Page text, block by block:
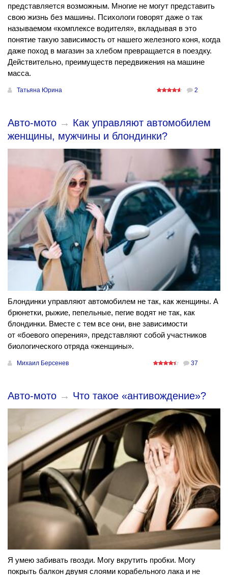
представляется возможным. Многие не могут представить
свою жизнь без машины. Психологи говорят даже о так
называемом «комплексе водителя», вкладывая в это
понятие такую зависимость от нашего железного коня, когда
даже поход в магазин за хлебом превращается в поездку.
Действительно, преимуществ передвижения на машине
масса.
Татьяна Юрина 2
Авто-мото → Как управляют автомобилем
женщины, мужчины и блондинки?
Блондинки управляют автомобилем не так, как женщины. А
брюнетки, рыжие, пепельные, пегие водят не так, как
блондинки. Вместе с тем все они, вне зависимости
от «боевого оперения», представляют собой участников
биологического отряда «женщины».
Михаил Берсенев 37
Авто-мото → Что такое «антивождение»?
Я умею забивать гвозди. Могу вкрутить пробки. Могу
покрыть балкон двумя слоями корабельного лака и не